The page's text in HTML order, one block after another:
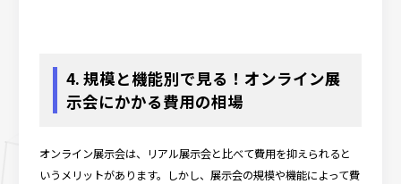
4. 規模と機能別で見る！オンライン展
示会にかかる費用の相場
オンライン展示会は、リアル展示会と比べて費用を抑えられると
いうメリットがあります。しかし、展示会の規模や機能によって費